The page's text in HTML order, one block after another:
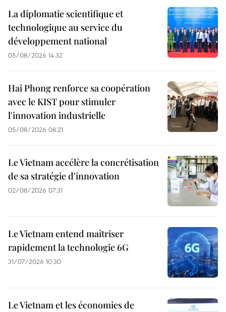
La diplomatie scientifique et
technologique au service du
développement national
05/08/2026 14:32
Hai Phong renforce sa coopération
avec le KIST pour stimuler
l'innovation industrielle
05/08/2026 08:21
Le Vietnam accélère la concrétisation
de sa stratégie d'innovation
02/08/2026 07:31
Le Vietnam entend maîtriser
rapidement la technologie 6G
31/07/2026 10:30
Le Vietnam et les économies de